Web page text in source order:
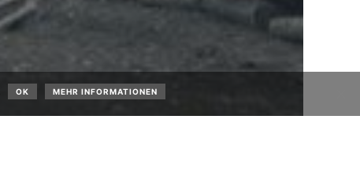
OK MEHR INFORMATIONEN